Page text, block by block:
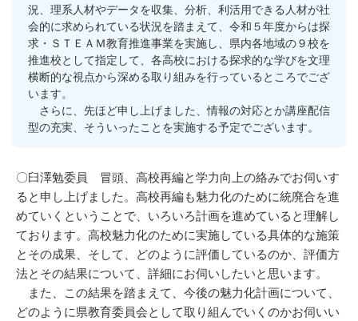
況、理系人材やデータを収集、分析、利活用できる人材が社
会的に求められている状況を踏まえて、令和５年度からは探
求・ＳＴＥＡＭ教育推進事業を実施し、県内各地域の９校を
推進校として指定して、各高校における探求的な学びを文理
横断的な視点から深める取り組みを行っているところでござ
います。
さらに、先ほど申し上げました、情報の対応とか講座配信
型の充実、そういったことを実施する予定でございます。
〇臼澤勉委員 冒頭、高校再編と学力向上の絡みでお伺いす
ると申し上げました。高校再編も魅力化のために統廃合を進
めていくということで、いろいろ計画を進めていると理解し
ております。高校魅力化のために実施している具体的な施策
とその成果、そして、どのように評価しているのか、評価方
法とその結果について、詳細にお伺いしたいと思います。
また、この結果を踏まえて、今後の魅力化計画について、
どのように県教育委員会として取り組んでいくのかお伺いい